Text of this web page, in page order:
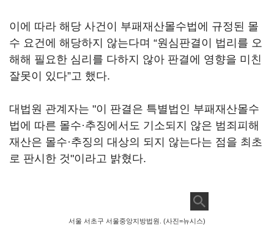
이에 따라 해당 사건이 부패재산몰수법에 규정된 몰
수 요건에 해당하지 않는다며 “원심판결이 법리를 오
해해 필요한 심리를 다하지 않아 판결에 영향을 미친
잘못이 있다”고 했다.
대법원 관계자는 "이 판결은 특별법인 부패재산몰수
법에 따른 몰수·추징에서도 기소되지 않은 범죄피해
재산은 몰수·추징의 대상의 되지 않는다는 점을 최초
로 판시한 것"이라고 밝혔다.
서울 서초구 서울중앙지방법원. (사진=뉴시스)